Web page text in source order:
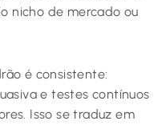
nicho de mercado ou
é consistente:
e testes contínuos
Isso se traduz em